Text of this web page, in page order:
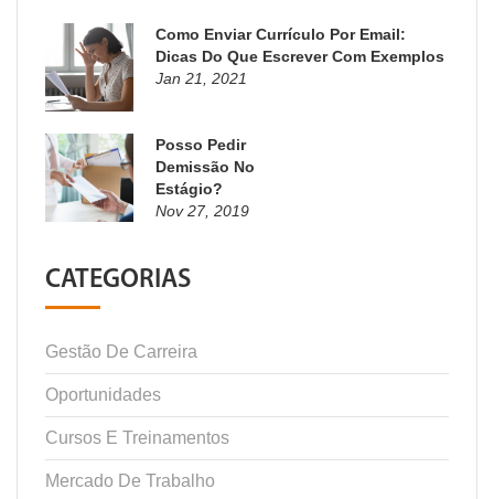
Como Enviar Currículo Por Email:
Dicas Do Que Escrever Com Exemplos
Jan 21, 2021
Posso Pedir
Demissão No
Estágio?
Nov 27, 2019
CATEGORIAS
Gestão De Carreira
Oportunidades
Cursos E Treinamentos
Mercado De Trabalho